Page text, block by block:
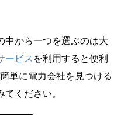
中から一つを選ぶのは大
ービス を利用すると便利
単に電力会社を見つける
ください。